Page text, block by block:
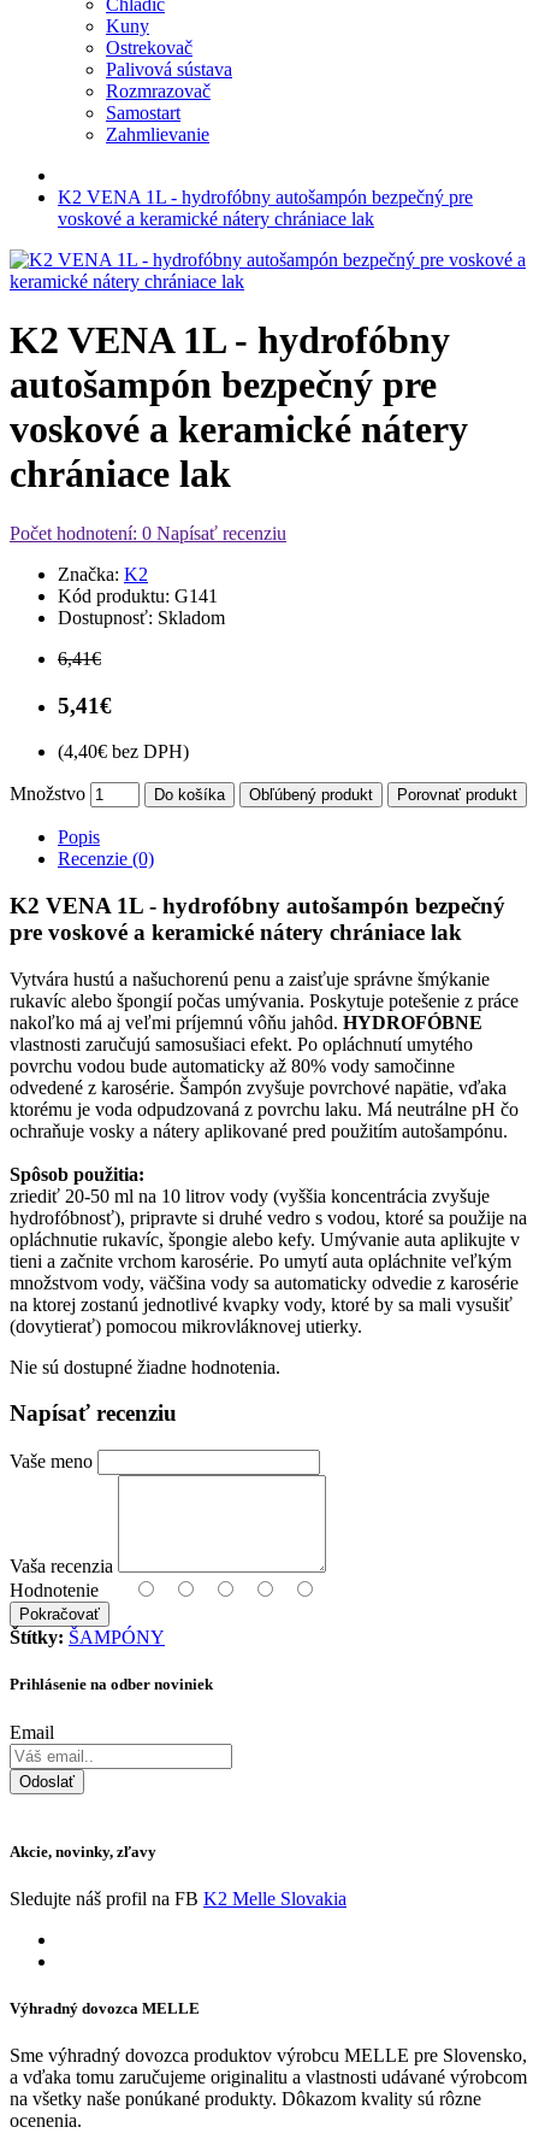
Chladič
Kuny
Ostrekovač
Palivová sústava
Rozmrazovač
Samostart
Zahmlievanie
K2 VENA 1L - hydrofóbny autošampón bezpečný pre
voskové a keramické nátery chrániace lak
K2 VENA 1L - hydrofóbny
autošampón bezpečný pre
voskové a keramické nátery
chrániace lak
Počet hodnotení: 0 Napísať recenziu
Značka: K2
Kód produktu: G141
Dostupnosť: Skladom
6,41€
5,41€
(4,40€ bez DPH)
Množstvo Do košíka Obľúbený produkt Porovnať produkt
Popis
Recenzie (0)
K2 VENA 1L - hydrofóbny autošampón bezpečný
pre voskové a keramické nátery chrániace lak
Vytvára hustú a našuchorenú penu a zaisťuje správne šmýkanie
rukavíc alebo špongií počas umývania. Poskytuje potešenie z práce
nakoľko má aj veľmi príjemnú vôňu jahôd. HYDROFÓBNE
vlastnosti zaručujú samosušiaci efekt. Po opláchnutí umytého
povrchu vodou bude automaticky až 80% vody samočinne
odvedené z karosérie. Šampón zvyšuje povrchové napätie, vďaka
ktorému je voda odpudzovaná z povrchu laku. Má neutrálne pH čo
ochraňuje vosky a nátery aplikované pred použitím autošampónu.
Spôsob použitia:
zriediť 20-50 ml na 10 litrov vody (vyššia koncentrácia zvyšuje
hydrofóbnosť), pripravte si druhé vedro s vodou, ktoré sa použije na
opláchnutie rukavíc, špongie alebo kefy. Umývanie auta aplikujte v
tieni a začnite vrchom karosérie. Po umytí auta opláchnite veľkým
množstvom vody, väčšina vody sa automaticky odvedie z karosérie
na ktorej zostanú jednotlivé kvapky vody, ktoré by sa mali vysušiť
(dovytierať) pomocou mikrovláknovej utierky.
Nie sú dostupné žiadne hodnotenia.
Napísať recenziu
Vaše meno
Vaša recenzia
Hodnotenie
Pokračovať
Štítky: ŠAMPÓNY
Prihlásenie na odber noviniek
Email
Odoslať
Akcie, novinky, zľavy
Sledujte náš profil na FB K2 Melle Slovakia
Výhradný dovozca MELLE
Sme výhradný dovozca produktov výrobcu MELLE pre Slovensko,
a vďaka tomu zaručujeme originalitu a vlastnosti udávané výrobcom
na všetky naše ponúkané produkty. Dôkazom kvality sú rôzne
ocenenia.